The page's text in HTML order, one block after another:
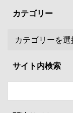
カテゴリー
サイト内検索